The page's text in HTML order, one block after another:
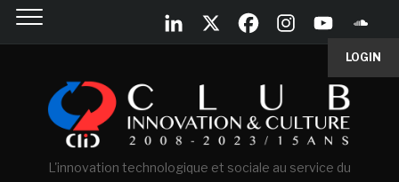
LOGIN
L'innovation technologique et sociale au service du